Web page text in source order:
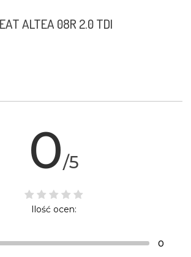
ALTEA 08R 2.0 TDI
0/5
Ilość ocen:
0